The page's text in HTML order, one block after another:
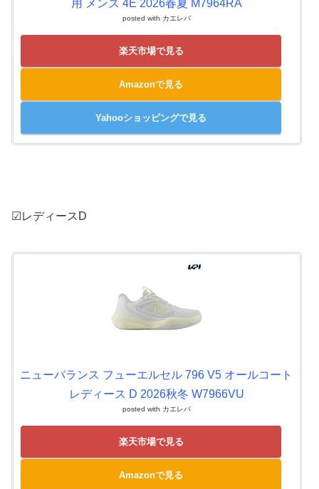
用 メンズ 4E 2026春夏 M7964RA
posted with カエレバ
楽天市場で見る
Amazonで見る
Yahooショッピングで見る
☑レディースD
ニューバランス フューエルセル 796 V5 オールコート
レディース D 2026秋冬 W7966VU
posted with カエレバ
楽天市場で見る
Amazonで見る